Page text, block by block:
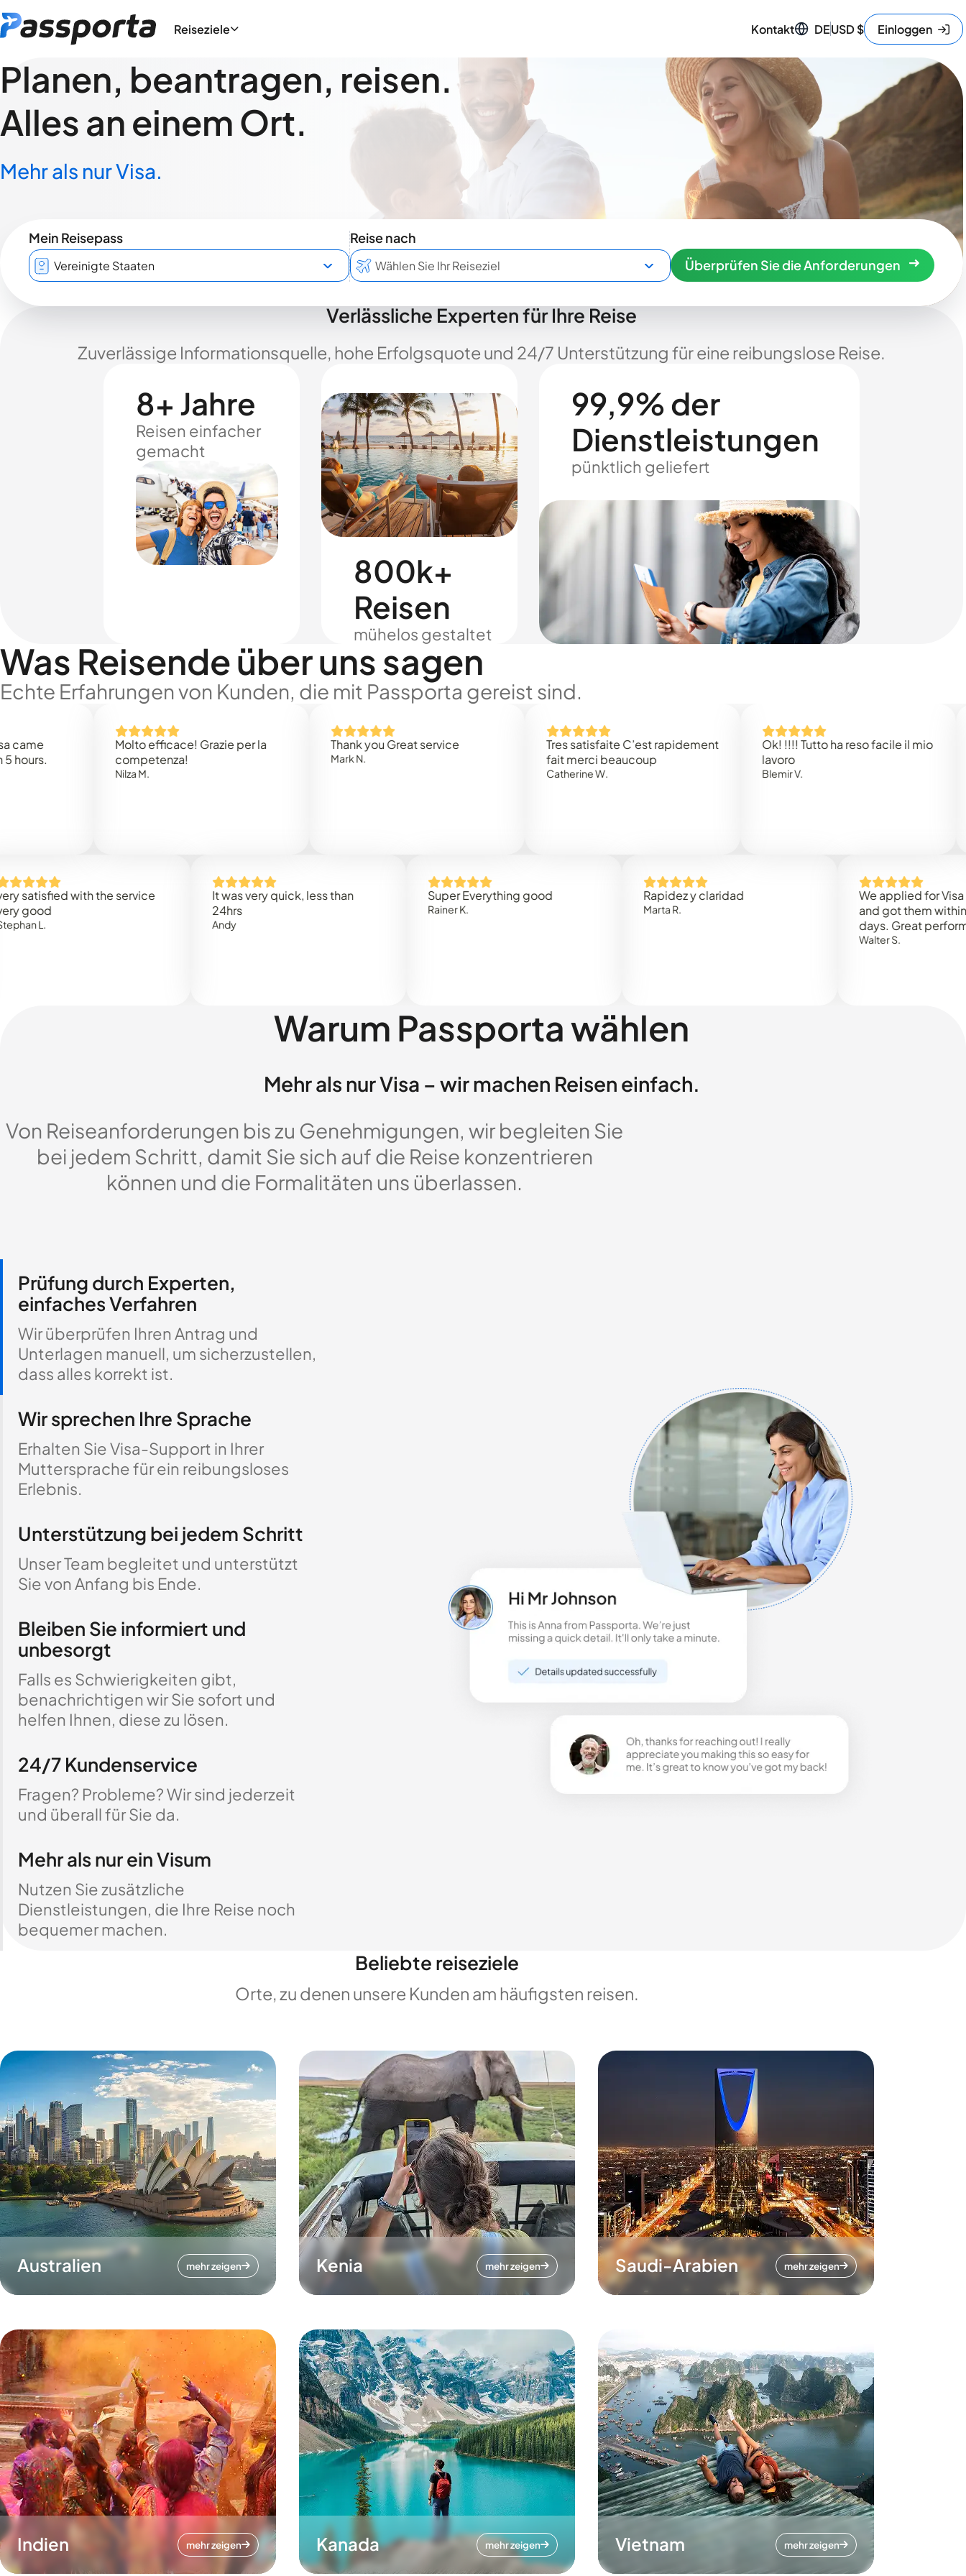
Reiseziele Kontakt DEUSD$ Einloggen
Planen, beantragen, reisen.
Alles an einem Ort.
Mehr als nur Visa.
Mein Reisepass
Reise nach
Überprüfen Sie die Anforderungen
Verlässliche Experten für Ihre Reise
Zuverlässige Informationsquelle, hohe Erfolgsquote und 24/7 Unterstützung für eine reibungslose Reise.
8+ Jahre
Reisen einfacher
gemacht
800k+
Reisen
mühelos gestaltet
99,9% der
Dienstleistungen
pünktlich geliefert
Was Reisende über uns sagen
Echte Erfahrungen von Kunden, die mit Passporta gereist sind.
Molto efficace! Grazie per la
competenza!
Thank you Great service
Tres satisfaite C’est rapidement
fait merci beaucoup
Catherine W.
Ok! !!!! Tutto ha reso facile il mio
Blemir V.
with the service
It was very quick, less than
Super Everything good
Rainer K.
Rapidez y claridad
Marta R.
We applied for Visa to
and got them within 3
days. Great performance!
Walter S.
Warum Passporta wählen
Mehr als nur Visa – wir machen Reisen einfach.
Von Reiseanforderungen bis zu Genehmigungen, wir begleiten Sie
bei jedem Schritt, damit Sie sich auf die Reise konzentrieren
können und die Formalitäten uns überlassen.
Prüfung durch Experten,
einfaches Verfahren
Wir überprüfen Ihren Antrag und
Unterlagen manuell, um sicherzustellen,
dass alles korrekt ist.
Wir sprechen Ihre Sprache
Erhalten Sie Visa-Support in Ihrer
Muttersprache für ein reibungsloses
Erlebnis.
Unterstützung bei jedem Schritt
Unser Team begleitet und unterstützt
Sie von Anfang bis Ende.
Bleiben Sie informiert und
unbesorgt
Falls es Schwierigkeiten gibt,
benachrichtigen wir Sie sofort und
helfen Ihnen, diese zu lösen.
24/7 Kundenservice
Fragen? Probleme? Wir sind jederzeit
und überall für Sie da.
Mehr als nur ein Visum
Nutzen Sie zusätzliche
Dienstleistungen, die Ihre Reise noch
bequemer machen.
Beliebte reiseziele
Orte, zu denen unsere Kunden am häufigsten reisen.
Australien mehr zeigen Kenia mehr zeigen Saudi-Arabien mehr zeigen
Indien mehr zeigen Kanada mehr zeigen Vietnam mehr zeigen